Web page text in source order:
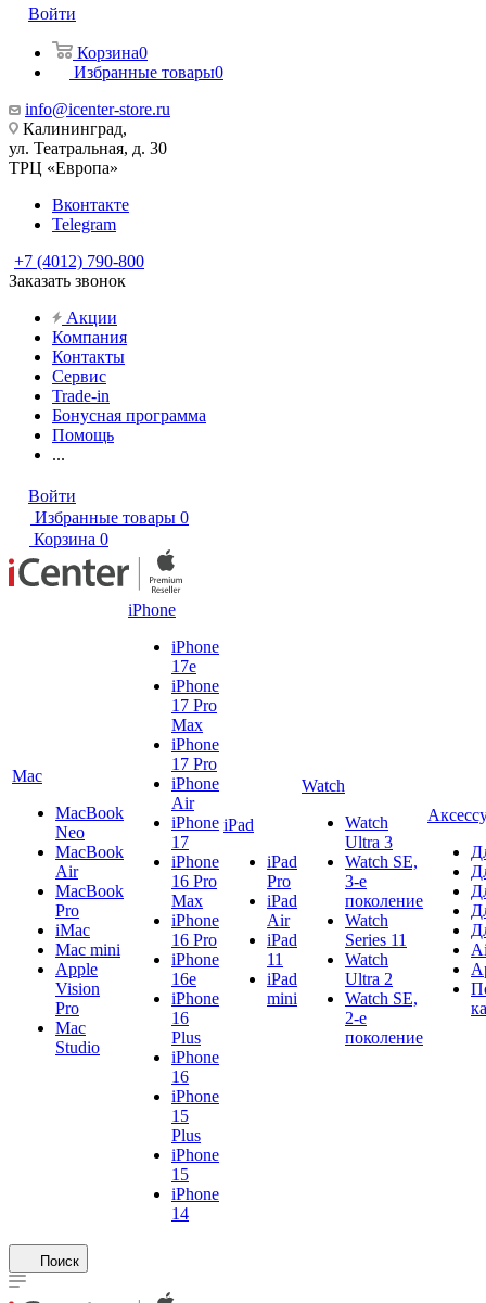
Войти
Корзина0
Избранные товары0
info@icenter-store.ru
Калининград,
ул. Театральная, д. 30
ТРЦ «Европа»
Вконтакте
Telegram
+7 (4012) 790-800
Заказать звонок
Акции
Компания
Контакты
Сервис
Trade-in
Бонусная программа
Помощь
...
Войти
Избранные товары 0
Корзина 0
Mac
MacBook
Neo
MacBook
Air
MacBook
Pro
iMac
Mac mini
Apple
Vision
Pro
Mac
Studio
iPhone
iPhone
17e
iPhone
17 Pro
Max
iPhone
17 Pro
iPhone
Air
iPhone
17
iPhone
16 Pro
Max
iPhone
16 Pro
iPhone
16e
iPhone
16
Plus
iPhone
16
iPhone
15
Plus
iPhone
15
iPhone
14
iPad
iPad
Pro
iPad
Air
iPad
11
iPad
mini
Watch
Watch
Ultra 3
Watch SE,
3-е
поколение
Watch
Series 11
Watch
Ultra 2
Watch SE,
2-е
поколение
Поиск